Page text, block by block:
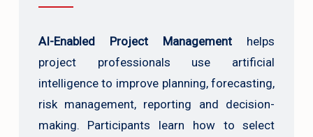
AI-Enabled Project Management helps
project professionals use artificial
intelligence to improve planning, forecasting,
risk management, reporting and decision-
making. Participants learn how to select